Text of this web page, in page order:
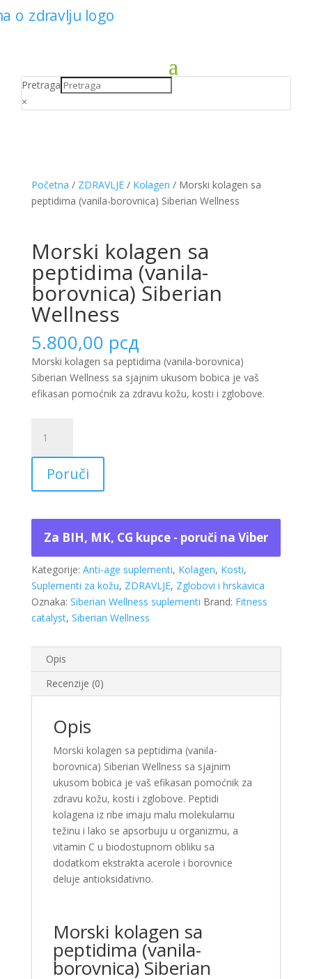
Pretraga
×
Početna / ZDRAVLJE/ Kolagen / Morski kolagen sa
peptidima (vanila-borovnica) Siberian Wellness
Morski kolagen sa
peptidima (vanila-
borovnica) Siberian
Wellness
5.800,00 рсд
Morski kolagen sa peptidima (vanila-borovnica)
Siberian Wellness sa sjajnim ukusom bobica je vaš
efikasan pomoćnik za zdravu kožu, kosti i zglobove.
kolagen
sa
peptidima
(vanila-
Siberian
Wellness
količina
Poruči
Za BIH, MK, CG kupce - poruči na Viber
Kategorije: Anti-age suplementi, Kolagen, Kosti,
Suplementi za kožu, ZDRAVLJE, Zglobovi i hrskavica
Oznaka: Siberian Wellness suplementi Brand: Fitness
catalyst, Siberian Wellness
Opis
Recenzije (0)
Opis
Morski kolagen sa peptidima (vanila-
borovnica) Siberian Wellness sa sjajnim
ukusom bobica je vaš efikasan pomoćnik za
zdravu kožu, kosti i zglobove. Peptidi
kolagena iz ribe imaju malu molekularnu
težinu i lako se apsorbuju u organizmu, a
vitamin C u biodostupnom obliku sa
dodatkom ekstrakta acerole i borovnice
deluje antioksidativno.
Morski kolagen sa
peptidima (vanila-
borovnica) Siberian